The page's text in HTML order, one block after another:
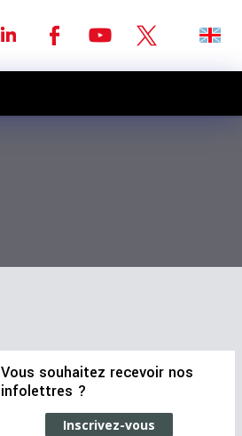
Vous souhaitez recevoir nos
infolettres ?
Inscrivez-vous